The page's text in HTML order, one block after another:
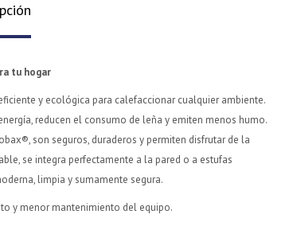
tu hogar
y ecológica para calefaccionar cualquier ambiente.
reducen el consumo de leña y emiten menos humo.
son seguros, duraderos y permiten disfrutar de la
se integra perfectamente a la pared o a estufas
limpia y sumamente segura.
y menor mantenimiento del equipo.